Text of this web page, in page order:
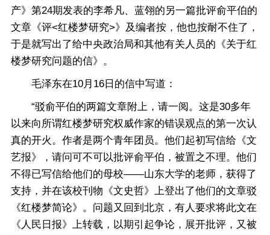
产》第24期发表的李希凡、蓝翎的另一篇批评俞平伯的
文章《评<红楼梦研究>》及编者按，他也按耐不住了，
于是就写出了给中央政治局和其他有关人员的《关于红
楼梦研究问题的信》。
毛泽东在10月16日的信中写道：
“驳俞平伯的两篇文章附上，请一阅。这是30多年
以来向所谓红楼梦研究权威作家的错误观点的第一次认
真的开火。作者是两个青年团员。他们起初写信给《文
艺报》，请问可不可以批评俞平伯，被置之不理。他们
不得已写信给他们的母校——山东大学的老师，获得了
支持，并在该校刊物《文史哲》上登出了他们的文章驳
《红楼梦简论》。问题又回到北京，有人要求将此文在
《人民日报》上转载，以期引起争论，展开批评，又被